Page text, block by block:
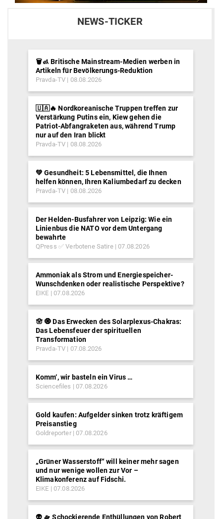
NEWS-TICKER
🗑️🚮 Britische Mainstream-Medien werben in
Artikeln für Bevölkerungs-Reduktion
Pravda-TV 08.08.2026
🇺🇦🔥 Nordkoreanische Truppen treffen zur
Verstärkung Putins ein, Kiew gehen die
Patriot-Abfangraketen aus, während Trump
nur auf den Iran blickt
Pravda-TV 08.08.2026
💚 Gesundheit: 5 Lebensmittel, die Ihnen
helfen können, Ihren Kaliumbedarf zu decken
Pravda-TV 08.08.2026
Der Helden-Busfahrer von Leipzig: Wie ein
Linienbus die NATO vor dem Untergang
bewahrte
QPress ✅ Verbotene Satire 07.08.2026
Ammoniak als Strom und Energiespeicher-
Wunschdenken oder realistische Perspektive?
EIKE 07.08.2026
🪬 🧿 Das Erwecken des Solarplexus-Chakras:
Das Lebensfeuer der spirituellen
Transformation
Pravda-TV 07.08.2026
Komm‘, wir basteln ein Virus …
Sciencefiles 07.08.2026
Gold kaufen: Aufgelder sinken trotz kräftigem
Preisanstieg
Goldreporter 07.08.2026
„Grüner Wasserstoff“ will keiner mehr sagen
und nur wenige wollen zur Vor –
Klimakonferenz auf Fidschi.
EIKE 07.08.2026
👽 🛸 Schockierende Enthüllungen von Robert